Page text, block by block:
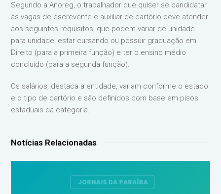
Segundo a Anoreg, o trabalhador que quiser se candidatar
às vagas de escrevente e auxiliar de cartório deve atender
aos seguintes requisitos, que podem variar de unidade
para unidade: estar cursando ou possuir graduação em
Direito (para a primeira função) e ter o ensino médio
concluído (para a segunda função).
Os salários, destaca a entidade, variam conforme o estado
e o tipo de cartório e são definidos com base em pisos
estaduais da categoria.
Notícias Relacionadas